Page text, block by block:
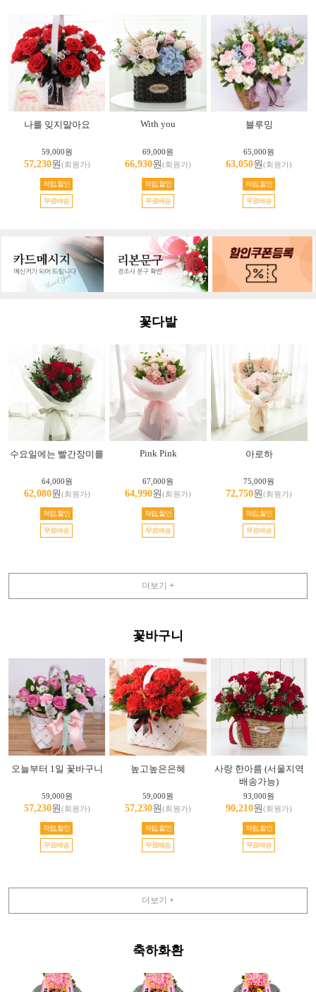
나를 잊지말아요
59,000원
57,230원(회원가)
적립,할인
무료배송
With you
69,000원
66,930원(회원가)
적립,할인
무료배송
블루밍
65,000원
63,050원(회원가)
적립,할인
무료배송
꽃다발
수요일에는 빨간장미를
64,000원
62,080원(회원가)
적립,할인
무료배송
Pink Pink
67,000원
64,990원(회원가)
적립,할인
무료배송
아로하
75,000원
72,750원(회원가)
적립,할인
무료배송
더보기 +
꽃바구니
오늘부터 1일 꽃바구니
59,000원
57,230원(회원가)
적립,할인
무료배송
높고높은은혜
59,000원
57,230원(회원가)
적립,할인
무료배송
사랑 한아름 (서울지역
배송가능)
93,000원
90,210원(회원가)
적립,할인
무료배송
더보기 +
축하화환